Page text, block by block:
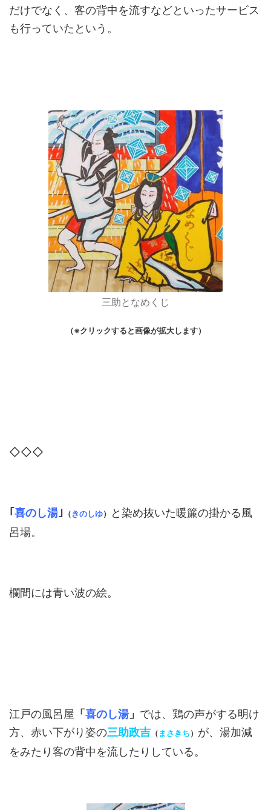
だけでなく、客の背中を流すなどといったサービス
も行っていたという。
三助となめくじ
（※クリックすると画像が拡大します）
◇◇◇
｢喜のし湯｣ （ きのしゆ）
と染め抜いた暖簾の掛かる風
呂場。
欄間には青い波の絵。
江戸の風呂屋 「 喜のし湯」 では、鶏の声がする明け
方、赤い下がり姿の三助政吉 （ まさきち ） が、湯加減
をみたり客の背中を流したりしている。